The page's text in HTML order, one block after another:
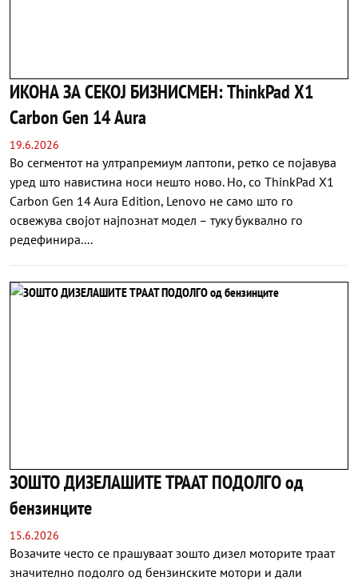
ИКОНА ЗА СЕКОЈ БИЗНИСМЕН: ThinkPad X1
Carbon Gen 14 Aura
19.6.2026
Во сегментот на ултрапремиум лаптопи, ретко се појавува
уред што навистина носи нешто ново. Но, со ThinkPad X1
Carbon Gen 14 Aura Edition, Lenovo не само што го
освежува својот најпознат модел – туку буквално го
редефинира....
ЗОШТО ДИЗЕЛАШИТЕ ТРААТ ПОДОЛГО од
бензинците
15.6.2026
Возачите често се прашуваат зошто дизел моторите траат
значително подолго од бензинските мотори и дали